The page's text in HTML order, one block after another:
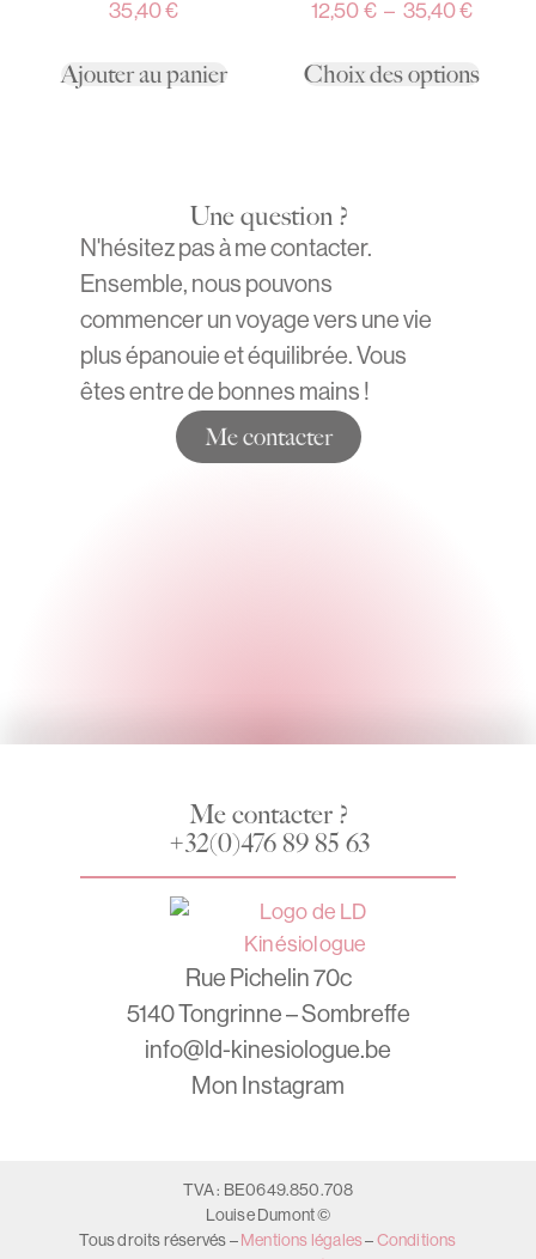
35,40€
Ajouter au panier
12,50 € – 35,40€
Choix des options
Une question ?
N'hésitez pas à me contacter.
Ensemble, nous pouvons
commencer un voyage vers une vie
plus épanouie et équilibrée. Vous
êtes entre de bonnes mains !
Me contacter
Me contacter ?
+32(0)476 89 85 63
Rue Pichelin 70c
5140 Tongrinne – Sombreffe
info@ld-kinesiologue.be
Mon Instagram
TVA : BE0649.850.708
Louise Dumont ©
Tous droits réservés –Mentions légales–Conditions